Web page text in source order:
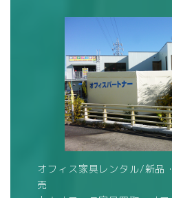
オフィス家具レンタル/新品
売